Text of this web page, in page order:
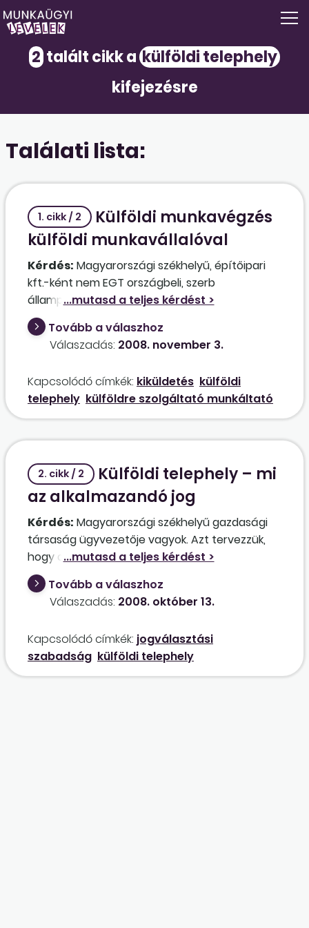
2 talált cikk a külföldi telephely
kifejezésre
Találati lista:
1. cikk / 2
Külföldi munkavégzés
külföldi munkavállalóval
Kérdés: Magyarországi székhelyű, építőipari
kft.-ként nem EGT országbeli, szerb
állampolgárt alkalmaznék svédországi
munkavégzésre, ahol a kft. alvállalkozóként
dolgozik. Mi lenne a legegyszerűbb
(költségkímélőbb) megoldás mindkettőnk
Tovább a válaszhoz
Válaszadás: 2008. november 3.
Kapcsolódó címkék: kiküldetés külföldi
telephely külföldre szolgáltató munkáltató
2. cikk / 2
Külföldi telephely – mi
az alkalmazandó jog
Kérdés: Magyarországi székhelyű gazdasági
társaság ügyvezetője vagyok. Azt tervezzük,
hogy a közeljövőben egy kisebb telephelyet
hozunk létre Németországban. Kezdhetjük
áttanulmányozni a német jogot? Nem
kívánunk magyar munkavállalót kiküldeni,
Milyen szabályok szerint alkalmazzuk őket?
Tovább a válaszhoz
Válaszadás: 2008. október 13.
Kapcsolódó címkék: jogválasztási
szabadság külföldi telephely